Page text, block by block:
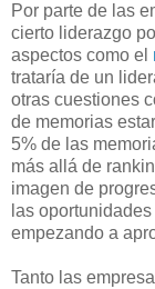
Por parte de las
cierto liderazgo
aspectos como el
trataría de un
otras cuestiones
de memorias
5% de las
más allá de
imagen de
las
empezando a
Tanto las